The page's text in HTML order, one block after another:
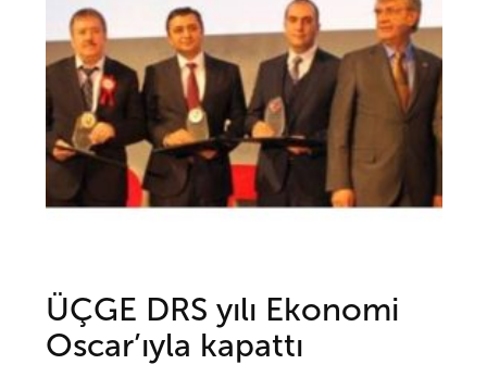
ÜÇGE DRS yılı Ekonomi
Oscar’ıyla kapattı